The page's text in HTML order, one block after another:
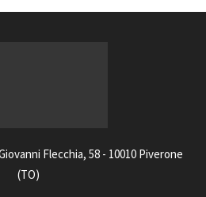
Flecchia, 58 - 10010 Piverone
(TO)